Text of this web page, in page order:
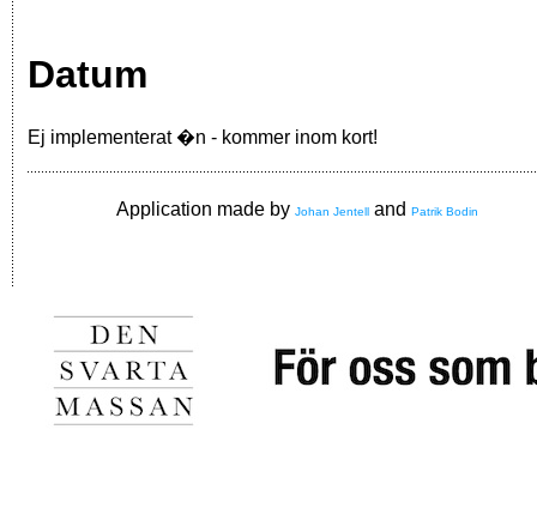
Datum
Ej implementerat �n - kommer inom kort!
Application made by Johan Jentell and Patrik Bodin